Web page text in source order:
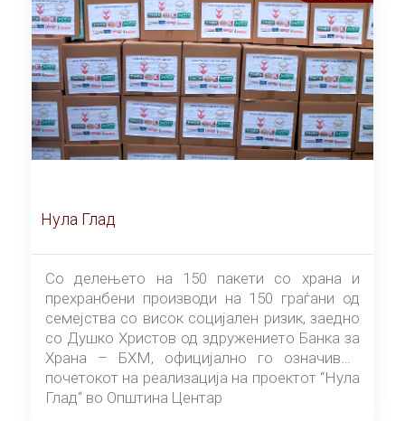
Нула Глад
Со делењето на 150 пакети со храна и
прехранбени производи на 150 граѓани од
семејства со висок социјален ризик, заедно
со Душко Христов од здружението Банка за
Храна – БХМ, официјално го означивме
почетокот на реализација на проектот “Нула
Глад“ во Општина Центар